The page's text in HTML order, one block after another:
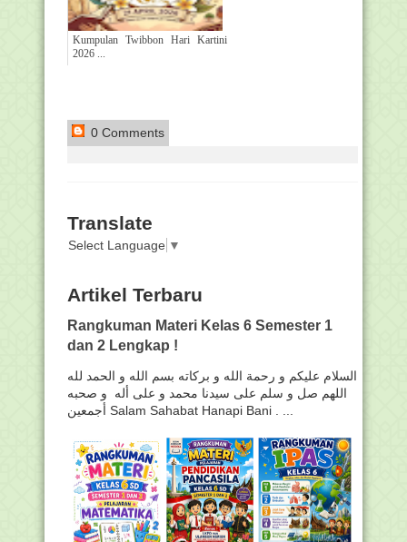
Kumpulan Twibbon Hari Kartini
2026 ...
0 Comments
Translate
Select Language ▼
Artikel Terbaru
Rangkuman Materi Kelas 6 Semester 1
dan 2 Lengkap !
السلام عليكم و رحمة الله و بركاته بسم الله و الحمد لله
اللهم صل و سلم على سيدنا محمد و على أله و صحبه
أجمعين Salam Sahabat Hanapi Bani . ...